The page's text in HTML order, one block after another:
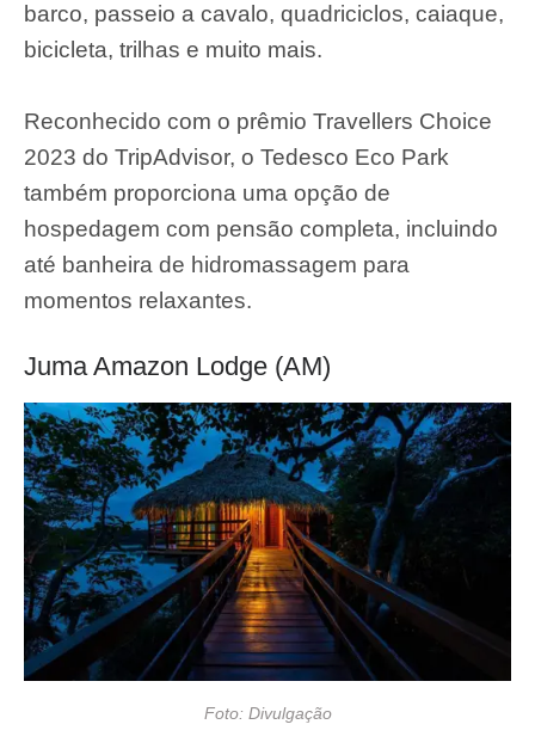
barco, passeio a cavalo, quadriciclos, caiaque,
bicicleta, trilhas e muito mais.
Reconhecido com o prêmio Travellers Choice
2023 do TripAdvisor, o Tedesco Eco Park
também proporciona uma opção de
hospedagem com pensão completa, incluindo
até banheira de hidromassagem para
momentos relaxantes.
Juma Amazon Lodge (AM)
Foto: Divulgação